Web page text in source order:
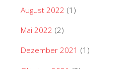
August 2022 (1)
Mai 2022 (2)
Dezember 2021 (1)